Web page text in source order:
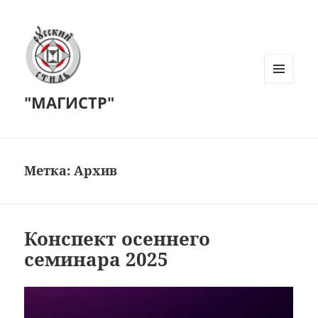
"МАГИСТР"
Метка:Архив
Конспект осеннего
семинара 2025